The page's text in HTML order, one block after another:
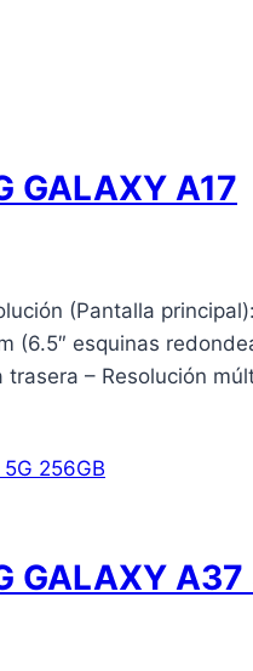
GALAXY A17
(Pantalla
(6.5″ esquinas
trasera – Resolución
GALAXY